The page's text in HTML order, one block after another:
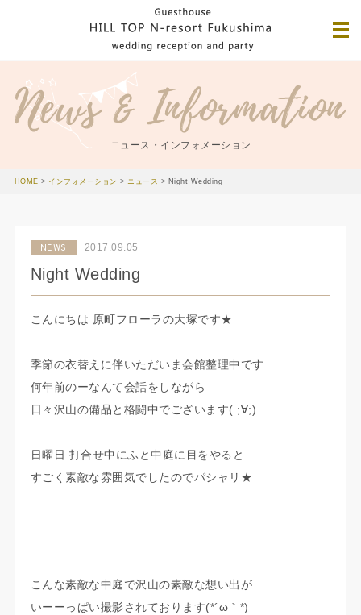
ニュース・インフォメーション
HOME > インフォメーション >ニュース > Night Wedding
NEWS 2017.09.05
Night Wedding
こんにちは 原町フローラの大塚です★
季節の衣替えに伴いただいま会館整理中です
何年前のーなんて会話をしながら
日々沢山の備品と格闘中でございます( ;∀;)
日曜日 打合せ中にふと中庭に目をやると
すごく素敵な雰囲気でしたのでパシャリ★
こんな素敵な中庭で沢山の素敵な想い出が
いーーっぱい撮影されております(*´ω｀*)